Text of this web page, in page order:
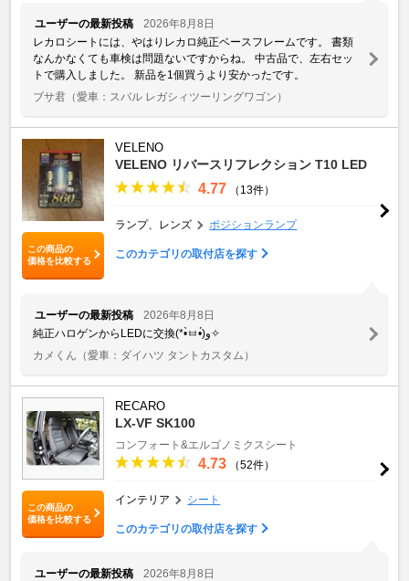
ユーザーの最新投稿
2026年8月8日
レカロシートには、やはりレカロ純正ベースフレームです。 書類
なんかなくても車検は問題ないですからね。 中古品で、左右セッ
トで購入しました。 新品を1個買うより安かったです。
ブサ君 （愛車：スバル レガシィツーリングワゴン）
この商品の
価格を比較する
VELENO
VELENO リバースリフレクション T10 LED
4.77 （13件）
ランプ、レンズ ポジションランプ
このカテゴリの取付店を探す
ユーザーの最新投稿
2026年8月8日
純正ハロゲンからLEDに交換(*•̀ㅂ•́)و✧
カメくん （愛車：ダイハツ タントカスタム）
この商品の
価格を比較する
RECARO
LX-VF SK100
コンフォート&エルゴノミクスシート
4.73 （52件）
インテリア シート
このカテゴリの取付店を探す
ユーザーの最新投稿
2026年8月8日